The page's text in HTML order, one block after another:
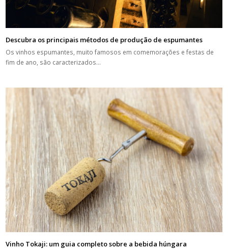
Descubra os principais métodos de produção de espumantes
Os vinhos espumantes, muito famosos em comemorações e festas de
fim de ano, são caracterizados…
Vinho Tokaji: um guia completo sobre a bebida húngara